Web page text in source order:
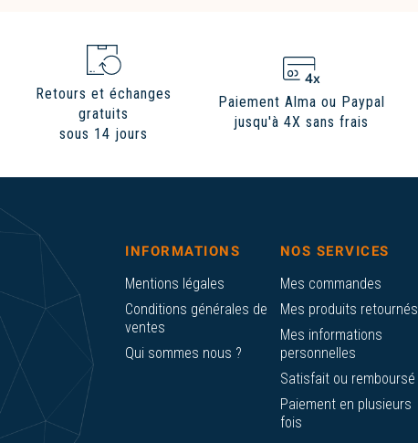
Retours et échanges
gratuits
sous 14 jours
Paiement Alma ou Paypal
jusqu'à 4X sans frais
INFORMATIONS
Mentions légales
Conditions générales de
ventes
Qui sommes nous ?
NOS SERVICES
Mes commandes
Mes produits retournés
Mes informations
personnelles
Satisfait ou remboursé
Paiement en plusieurs
fois